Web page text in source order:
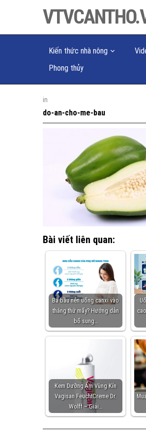
Kiến thức nhà nông
Phong thủy
in
do-an-cho-me-bau
Bài viết liên quan:
Bà bầu nên uống canxi vào
tháng thứ mấy? Hướng dẫn
bổ sung…
Kem Dưỡng Ẩm Vùng Kín
Vagisan FeuchtCreme Dr.
Wolff – Giải…